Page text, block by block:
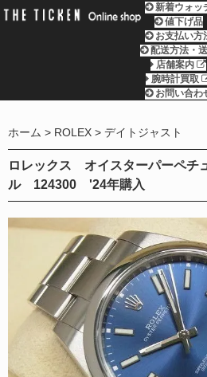
新着ウォッ
値下げ品
お支払い方
配送方法・
店舗案内
腕時計買取
お問い合わ
ホーム ROLEX デイトジャスト
ロレックス オイスターパーペチ
ル 124300 '24年購入